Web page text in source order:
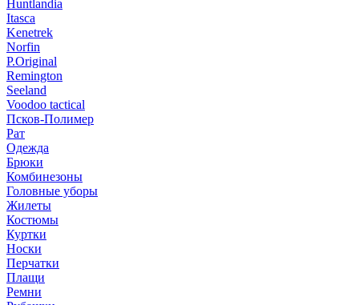
Huntlandia
Itasca
Kenetrek
Norfin
P.Original
Remington
Seeland
Voodoo tactical
Псков-Полимер
Рат
Одежда
Брюки
Комбинезоны
Головные уборы
Жилеты
Костюмы
Куртки
Носки
Перчатки
Плащи
Ремни